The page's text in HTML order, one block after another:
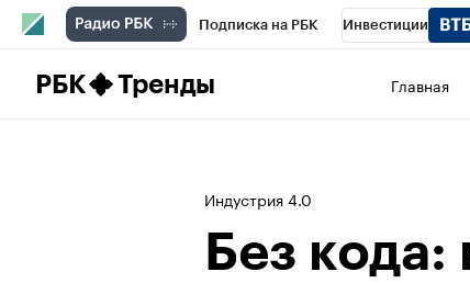
Подписка на РБК Инвестиции
РБК Тренды Главная
Индустрия 4.0
Без кода: